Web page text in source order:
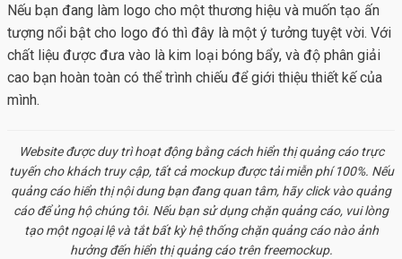
Nếu bạn đang làm logo cho một thương hiệu và muốn tạo ấn
tượng nổi bật cho logo đó thì đây là một ý tưởng tuyệt vời. Với
chất liệu được đưa vào là kim loại bóng bẩy, và độ phân giải
cao bạn hoàn toàn có thể trình chiếu để giới thiệu thiết kế của
mình.
Website được duy trì hoạt động bằng cách hiển thị quảng cáo trực
tuyến cho khách truy cập, tất cả mockupđược tải miễn phí 100%. Nếu
quảng cáo hiển thị nội dung bạn đang quan tâm, hãy click vào quảng
cáo để ủng hộ chúng tôi. Nếu bạn sử dụng chặn quảng cáo, vui lòng
tạo một ngoại lệ và tắt bất kỳ hệ thống chặn quảng cáo nào ảnh
hưởng đến hiển thị quảng cáo trên freemockup.